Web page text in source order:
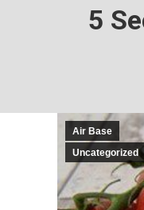
5
Air Base
Uncategorized